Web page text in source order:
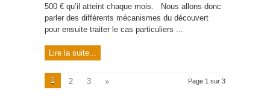
500 € qu’il atteint chaque mois. Nous allons donc
parler des différents mécanismes du découvert
pour ensuite traiter le cas particuliers ...
Lire la suite...
Page 1 sur 3
1 2 3 »